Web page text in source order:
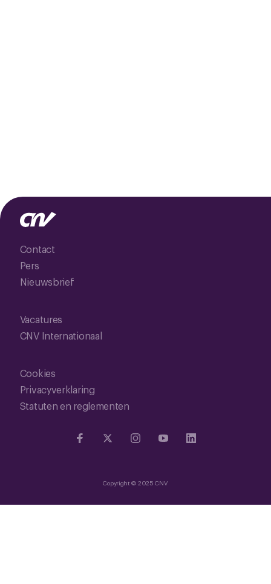
Contact
Pers
Nieuwsbrief
Vacatures
CNV Internationaal
Cookies
Privacyverklaring
Statuten en reglementen
Copyright © 2025 CNV